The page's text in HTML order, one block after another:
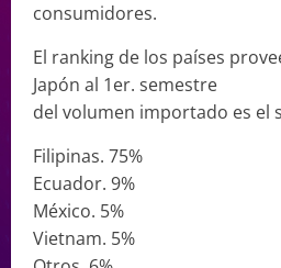
consumidores.
El ranking de los países
Japón al 1er. semestre
del volumen importado es el
Filipinas. 75%
Ecuador. 9%
México. 5%
Vietnam. 5%